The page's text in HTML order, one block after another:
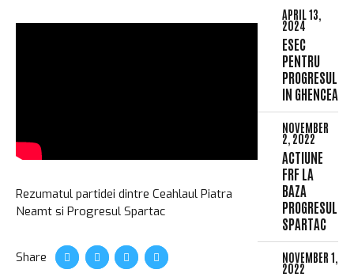
Rezumatul partidei dintre Ceahlaul Piatra
Neamt si Progresul Spartac
Share
APRIL 13,
2024
ESEC
PENTRU
PROGRESUL
IN GHENCEA
NOVEMBER
2, 2022
ACTIUNE
FRF LA
BAZA
PROGRESUL
SPARTAC
NOVEMBER 1,
2022